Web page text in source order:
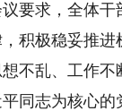
求，全体干
积极稳妥推
不乱、工作
同志为核心